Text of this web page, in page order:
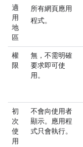
適
用
地
區
所有網頁應用
程式。
權
限
無，不需明確
要求即可使
用。
初
次
使
用
不會向使用者
顯示。應用程
式只會執行。